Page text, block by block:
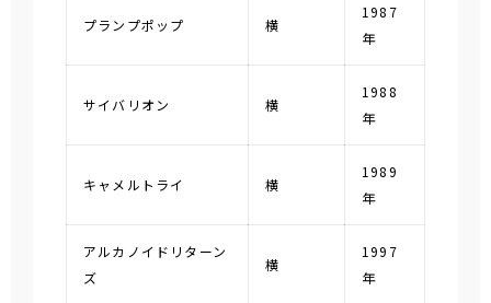
プランプポップ 横
1987
年
サイバリオン 横
1988
年
キャメルトライ 横
1989
年
アルカノイドリターン
ズ
横
1997
年